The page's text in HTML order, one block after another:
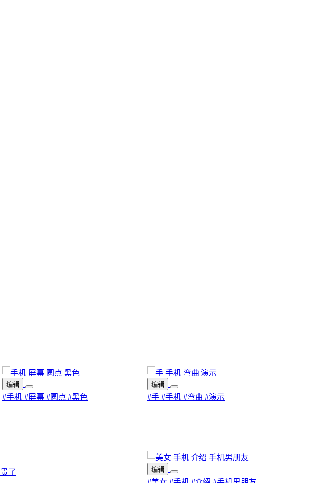
编辑
#手机 #屏幕 #圆点 #黑色
编辑
#手 #手机 #弯曲 #演示
编辑